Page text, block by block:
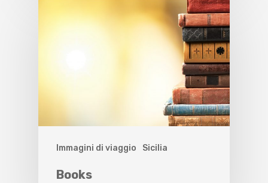
Immagini di viaggio Sicilia
Books